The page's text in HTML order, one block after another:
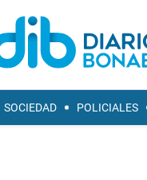
SOCIEDAD POLICIALES